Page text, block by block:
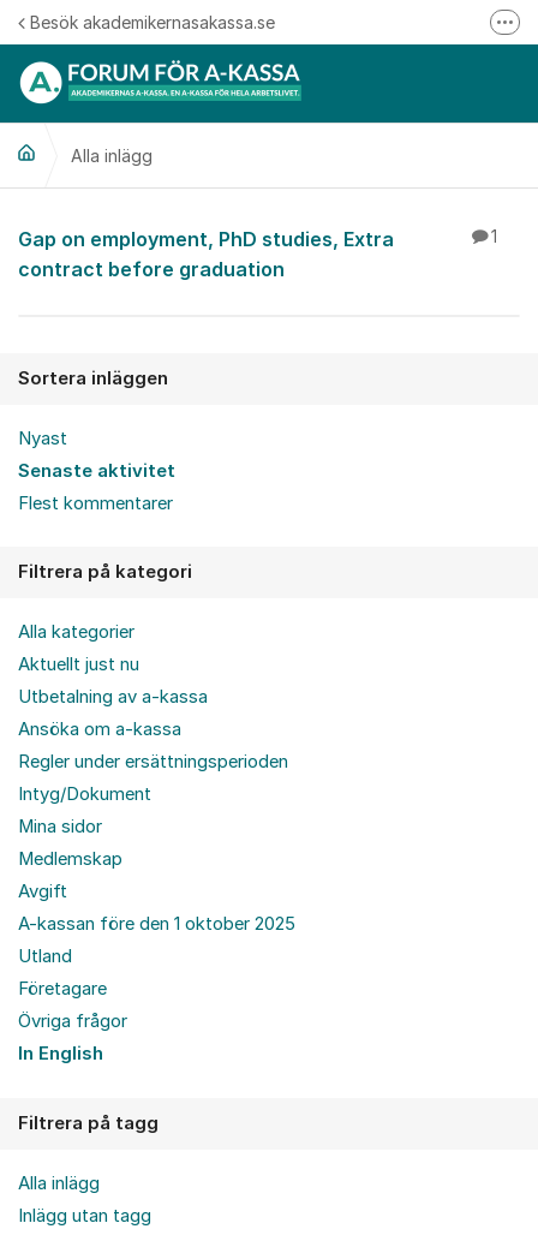
Hoppa till innehåll
Besök akademikernasakassa.se
Alla inlägg
Alla inlägg
Gap on employment, PhD studies, Extra
contract before graduation
1
Sortera inläggen
Nyast
Senaste aktivitet
Flest kommentarer
Filtrera på kategori
Alla kategorier
Aktuellt just nu
Utbetalning av a-kassa
Ansöka om a-kassa
Regler under ersättningsperioden
Intyg/Dokument
Mina sidor
Medlemskap
Avgift
A-kassan före den 1 oktober 2025
Utland
Företagare
Övriga frågor
In English
Filtrera på tagg
Alla inlägg
Inlägg utan tagg